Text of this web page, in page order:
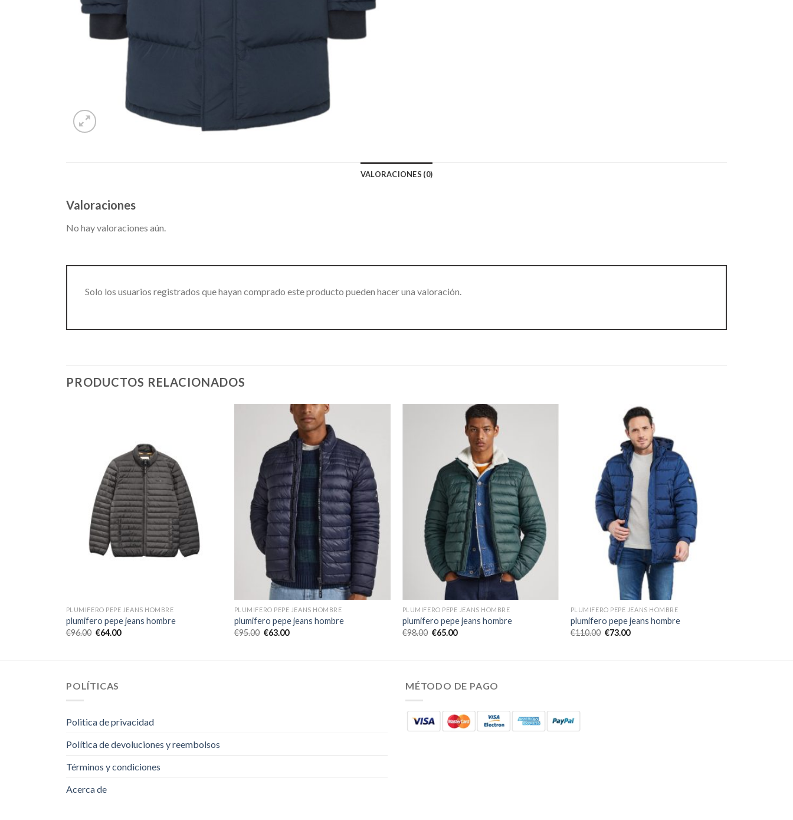
VALORACIONES (0)
Valoraciones
No hay valoraciones aún.
Solo los usuarios registrados que hayan comprado este producto pueden hacer una valoración.
PRODUCTOS RELACIONADOS
PLUMIFERO PEPE JEANS HOMBRE
plumifero pepe jeans hombre
€96.00 €64.00
PLUMIFERO PEPE JEANS HOMBRE
plumifero pepe jeans hombre
€95.00 €63.00
PLUMIFERO PEPE JEANS HOMBRE
plumifero pepe jeans hombre
€98.00 €65.00
PLUMIFERO PEPE JEANS HOMBRE
plumifero pepe jeans hombre
€110.00 €73.00
POLÍTICAS
Politica de privacidad
Política de devoluciones y reembolsos
Términos y condiciones
Acerca de
MÉTODO DE PAGO